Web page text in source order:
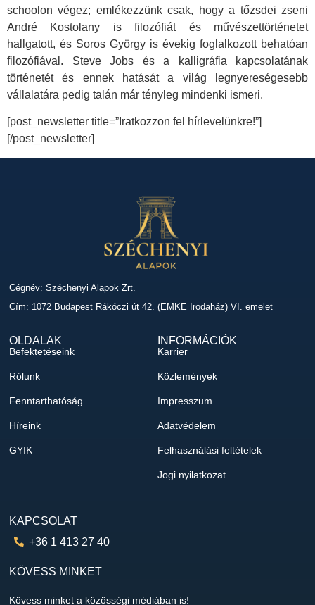
schoolon végez; emlékezzünk csak, hogy a tőzsdei zseni
André Kostolany is filozófiát és művészettörténetet
hallgatott, és Soros György is évekig foglalkozott behatóan
filozófiával. Steve Jobs és a kalligráfia kapcsolatának
történetét és ennek hatását a világ legnyereségesebb
vállalatára pedig talán már tényleg mindenki ismeri.
[post_newsletter title=”Iratkozzon fel hírlevelünkre!”]
[/post_newsletter]
Cégnév: Széchenyi Alapok Zrt.
Cím: 1072 Budapest Rákóczi út 42. (EMKE Irodaház) VI. emelet
OLDALAK
Befektetéseink
Rólunk
Fenntarthatóság
Híreink
GYIK
INFORMÁCIÓK
Karrier
Közlemények
Impresszum
Adatvédelem
Felhasználási feltételek
Jogi nyilatkozat
KAPCSOLAT
+36 1 413 27 40
KÖVESS MINKET
Kövess minket a közösségi médiában is!